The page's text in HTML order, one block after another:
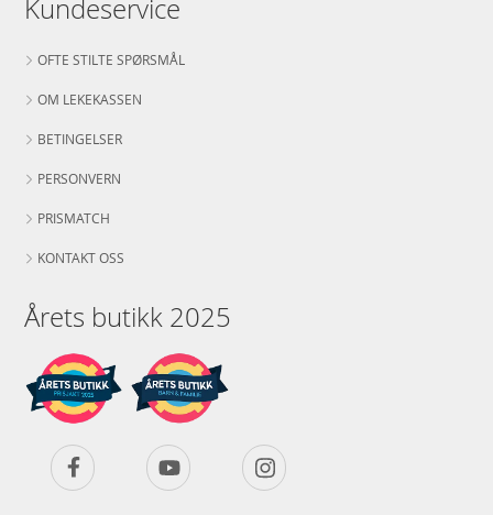
Kundeservice
OFTE STILTE SPØRSMÅL
OM LEKEKASSEN
BETINGELSER
PERSONVERN
PRISMATCH
KONTAKT OSS
Årets butikk 2025